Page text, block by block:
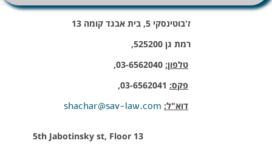
ז'בוטינסקי 5, בית אבגד קומה 13
רמת גן 525200,
טלפון:03-6562040,
פקס:03-6562041,
דוא"ל: shachar@sav-law.com